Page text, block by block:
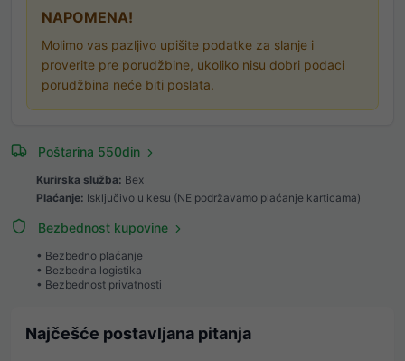
NAPOMENA!
Molimo vas pazljivo upišite podatke za slanje i
proverite pre porudžbine, ukoliko nisu dobri podaci
porudžbina neće biti poslata.
Poštarina 550din
Kurirska služba: Bex
Plaćanje: Isključivo u kesu (NE podržavamo plaćanje karticama)
Bezbednost kupovine
• Bezbedno plaćanje
• Bezbedna logistika
• Bezbednost privatnosti
Najčešće postavljana pitanja